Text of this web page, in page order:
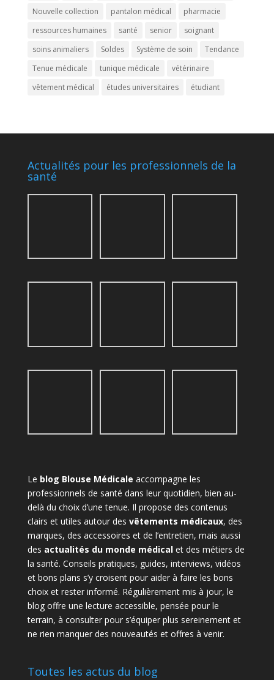
Nouvelle collection pantalon médical
pharmacie
ressources humaines
santé senior
soignant
soins animaliers
Soldes Système de soin
Tendance
Tenue médicale
tunique médicale
vétérinaire
vêtement médical
études universitaires étudiant
Actualités pour les professionnels de la
santé
Le blog Blouse Médicale accompagne les
professionnels de santé dans leur quotidien, bien au-
delà du choix d’une tenue. Il propose des contenus
clairs et utiles autour des vêtements médicaux, des
marques, des accessoires et de l’entretien, mais aussi
des actualités du monde médicalet des métiers de
la santé. Conseils pratiques, guides, interviews, vidéos
et bons plans s’y croisent pour aider à faire les bons
choix et rester informé. Régulièrement mis à jour, le
blog offre une lecture accessible, pensée pour le
terrain, à consulter pour s’équiper plus sereinement et
ne rien manquer des nouveautés et offres à venir.
Toutes les actus du blog